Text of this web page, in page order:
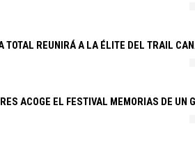
TOTAL REUNIRÁ A LA ÉLITE DEL TRAIL
ACOGE EL FESTIVAL MEMORIAS DE UN